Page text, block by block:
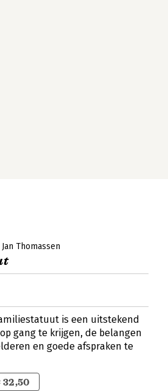
Thomassen
is een uitstekend
gang te krijgen, de belangen
en goede afspraken te
32,50